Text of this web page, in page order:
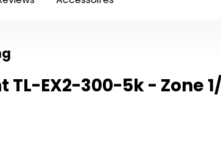
TL-EX2-300-5k - Zone